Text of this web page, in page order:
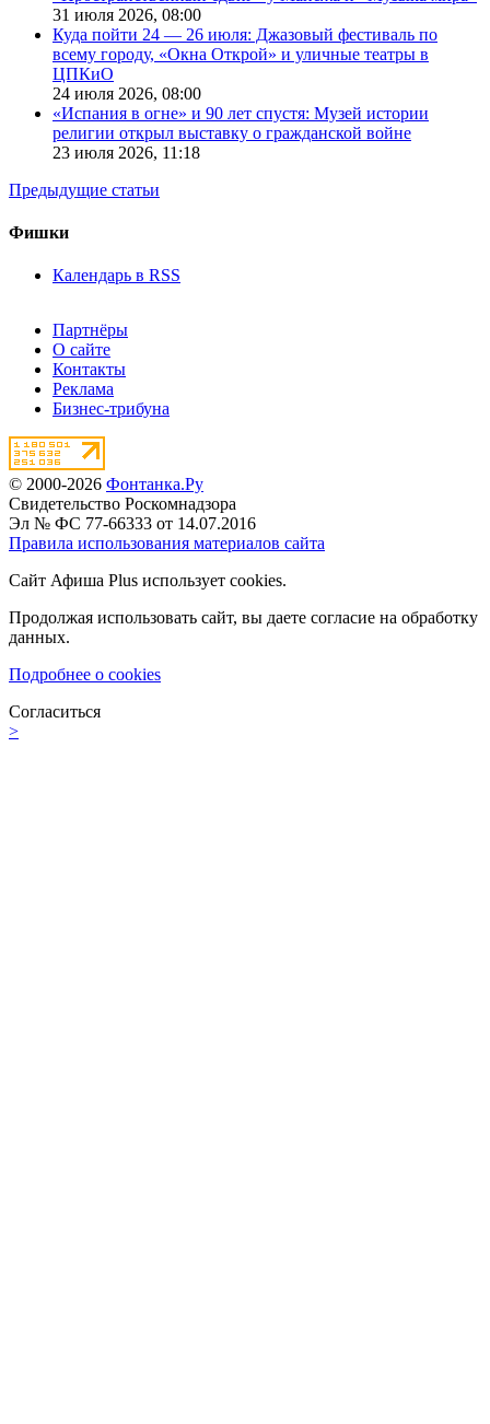
31 июля 2026, 08:00
Куда пойти 24 — 26 июля: Джазовый фестиваль по
всему городу, «Окна Открой» и уличные театры в
ЦПКиО
24 июля 2026, 08:00
«Испания в огне» и 90 лет спустя: Музей истории
религии открыл выставку о гражданской войне
23 июля 2026, 11:18
Предыдущие статьи
Фишки
Календарь в RSS
Партнёры
О сайте
Контакты
Реклама
Бизнес-трибуна
© 2000-2026 Фонтанка.Ру
Свидетельство Роскомнадзора
Эл № ФС 77-66333 от 14.07.2016
Правила использования материалов сайта
Сайт Афиша Plus использует cookies.
Продолжая использовать сайт, вы даете согласие на обработку
данных.
Подробнее о cookies
Согласиться
>